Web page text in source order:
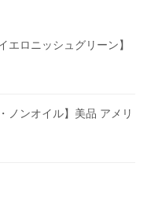
エロニッシュグリーン】
ノンオイル】美品 アメリ